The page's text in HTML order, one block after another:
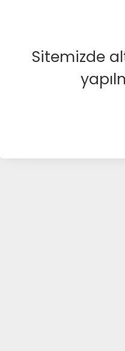
Sitemizde